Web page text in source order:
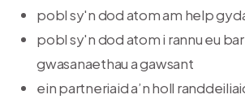
pobl sy'n dod atom am help
pobl sy'n dod atom i rannu eu
gwasanaethau a gawsant
ein partneriaid a’n holl